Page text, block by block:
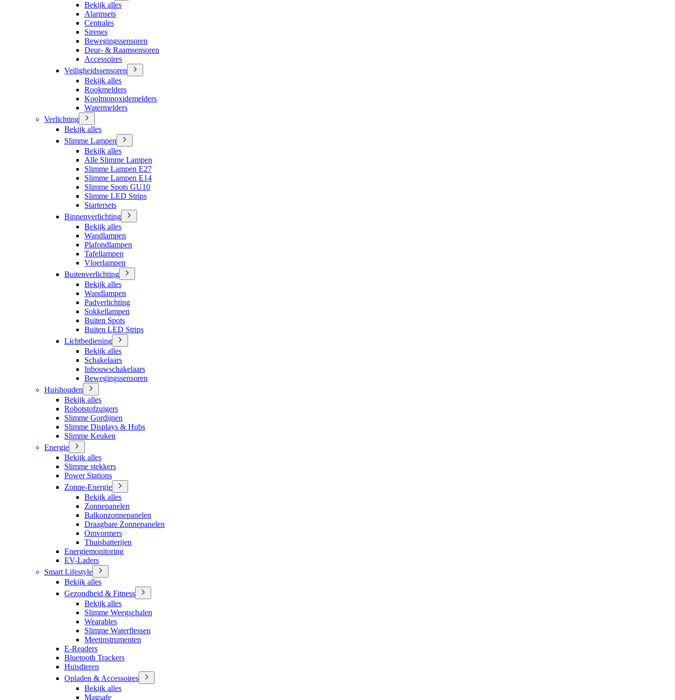
Bekijk alles
Alarmsets
Centrales
Sirenes
Bewegingssensoren
Deur- & Raamsensoren
Accessoires
Veiligheidssensoren
Bekijk alles
Rookmelders
Koolmonoxidemelders
Watermelders
Verlichting
Bekijk alles
Slimme Lampen
Bekijk alles
Alle Slimme Lampen
Slimme Lampen E27
Slimme Lampen E14
Slimme Spots GU10
Slimme LED Strips
Startersets
Binnenverlichting
Bekijk alles
Wandlampen
Plafondlampen
Tafellampen
Vloerlampen
Buitenverlichting
Bekijk alles
Wandlampen
Padverlichting
Sokkellampen
Buiten Spots
Buiten LED Strips
Lichtbediening
Bekijk alles
Schakelaars
Inbouwschakelaars
Bewegingssensoren
Huishouden
Bekijk alles
Robotstofzuigers
Slimme Gordijnen
Slimme Displays & Hubs
Slimme Keuken
Energie
Bekijk alles
Slimme stekkers
Power Stations
Zonne-Energie
Bekijk alles
Zonnepanelen
Balkonzonnepanelen
Draagbare Zonnepanelen
Omvormers
Thuisbatterijen
Energiemonitoring
EV-Laders
Smart Lifestyle
Bekijk alles
Gezondheid & Fitness
Bekijk alles
Slimme Weegschalen
Wearables
Slimme Waterflessen
Meetinstrumenten
E-Readers
Bluetooth Trackers
Huisdieren
Opladen & Accessoires
Bekijk alles
Magsafe